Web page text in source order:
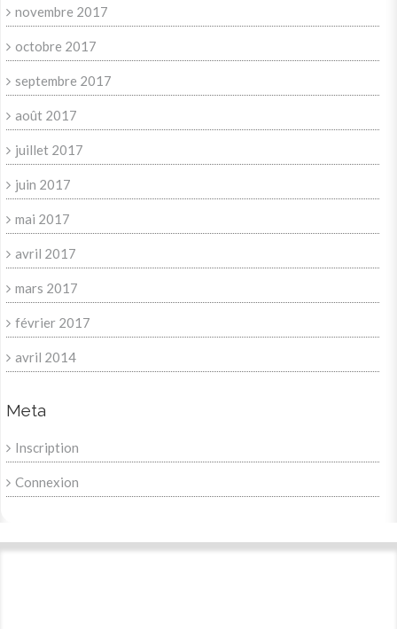
novembre 2017
octobre 2017
septembre 2017
août 2017
juillet 2017
juin 2017
mai 2017
avril 2017
mars 2017
février 2017
avril 2014
Meta
Inscription
Connexion